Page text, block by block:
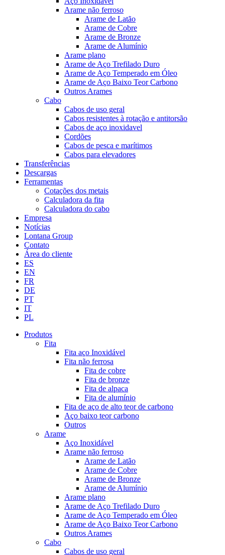
Arame não ferroso
Arame de Latão
Arame de Cobre
Arame de Bronze
Arame de Alumínio
Arame plano
Arame de Aço Trefilado Duro
Arame de Aço Temperado em Óleo
Arame de Aço Baixo Teor Carbono
Outros Arames
Cabo
Cabos de uso geral
Cabos resistentes à rotação e antitorsão
Cabos de aço inoxidavel
Cordões
Cabos de pesca e marítimos
Cabos para elevadores
Transferências
Descargas
Ferramentas
Cotações dos metais
Calculadora da fita
Calculadora do cabo
Empresa
Notícias
Lontana Group
Contato
Área do cliente
ES
EN
FR
DE
PT
IT
PL
Produtos
Fita
Fita aço Inoxidável
Fita não ferrosa
Fita de cobre
Fita de bronze
Fita de alpaca
Fita de alumínio
Fita de aço de alto teor de carbono
Aço baixo teor carbono
Outros
Arame
Aço Inoxidável
Arame não ferroso
Arame de Latão
Arame de Cobre
Arame de Bronze
Arame de Alumínio
Arame plano
Arame de Aço Trefilado Duro
Arame de Aço Temperado em Óleo
Arame de Aço Baixo Teor Carbono
Outros Arames
Cabo
Cabos de uso geral